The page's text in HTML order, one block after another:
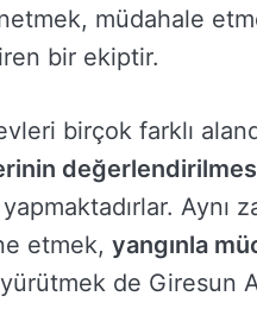
müdahale
bir ekiptir.
birçok farklı
Aynı
etmek, yangınla
de Giresun